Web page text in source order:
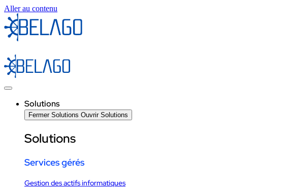
Aller au contenu
Solutions
Fermer Solutions Ouvrir Solutions
Solutions
Services gérés
Gestion des actifs informatiques